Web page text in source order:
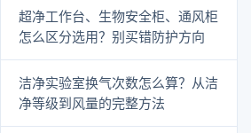
超净工作台、生物安全柜、通风柜
怎么区分选用？别买错防护方向
洁净实验室换气次数怎么算？从洁
净等级到风量的完整方法